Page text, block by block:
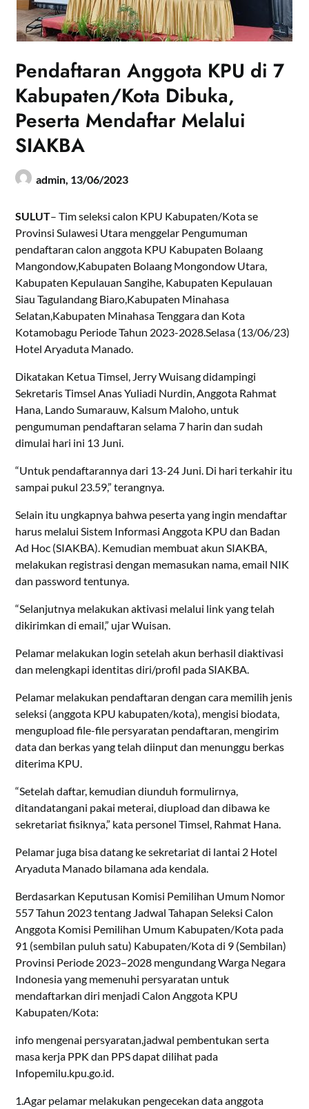
Pendaftaran Anggota KPU di 7
Kabupaten/Kota Dibuka,
Peserta Mendaftar Melalui
SIAKBA
admin, 13/06/2023
SULUT– Tim seleksi calon KPU Kabupaten/Kota se
Provinsi Sulawesi Utara menggelar Pengumuman
pendaftaran calon anggota KPU Kabupaten Bolaang
Mangondow,Kabupaten Bolaang Mongondow Utara,
Kabupaten Kepulauan Sangihe, Kabupaten Kepulauan
Siau Tagulandang Biaro,Kabupaten Minahasa
Selatan,Kabupaten Minahasa Tenggara dan Kota
Kotamobagu Periode Tahun 2023-2028.Selasa (13/06/23)
Hotel Aryaduta Manado.
Dikatakan Ketua Timsel, Jerry Wuisang didampingi
Sekretaris Timsel Anas Yuliadi Nurdin, Anggota Rahmat
Hana, Lando Sumarauw, Kalsum Maloho, untuk
pengumuman pendaftaran selama 7 harin dan sudah
dimulai hari ini 13 Juni.
“Untuk pendaftarannya dari 13-24 Juni. Di hari terkahir itu
sampai pukul 23.59,” terangnya.
Selain itu ungkapnya bahwa peserta yang ingin mendaftar
harus melalui Sistem Informasi Anggota KPU dan Badan
Ad Hoc (SIAKBA). Kemudian membuat akun SIAKBA,
melakukan registrasi dengan memasukan nama, email NIK
dan password tentunya.
“Selanjutnya melakukan aktivasi melalui link yang telah
dikirimkan di email,” ujar Wuisan.
Pelamar melakukan login setelah akun berhasil diaktivasi
dan melengkapi identitas diri/profil pada SIAKBA.
Pelamar melakukan pendaftaran dengan cara memilih jenis
seleksi (anggota KPU kabupaten/kota), mengisi biodata,
mengupload file-file persyaratan pendaftaran, mengirim
data dan berkas yang telah diinput dan menunggu berkas
diterima KPU.
“Setelah daftar, kemudian diunduh formulirnya,
ditandatangani pakai meterai, diupload dan dibawa ke
sekretariat fisiknya,” kata personel Timsel, Rahmat Hana.
Pelamar juga bisa datang ke sekretariat di lantai 2 Hotel
Aryaduta Manado bilamana ada kendala.
Berdasarkan Keputusan Komisi Pemilihan Umum Nomor
557 Tahun 2023 tentang Jadwal Tahapan Seleksi Calon
Anggota Komisi Pemilihan Umum Kabupaten/Kota pada
91 (sembilan puluh satu) Kabupaten/Kota di 9 (Sembilan)
Provinsi Periode 2023–2028 mengundang Warga Negara
Indonesia yang memenuhi persyaratan untuk
mendaftarkan diri menjadi Calon Anggota KPU
Kabupaten/Kota:
info mengenai persyaratan,jadwal pembentukan serta
masa kerja PPK dan PPS dapat dilihat pada
Infopemilu.kpu.go.id.
1.Agar pelamar melakukan pengecekan data anggota